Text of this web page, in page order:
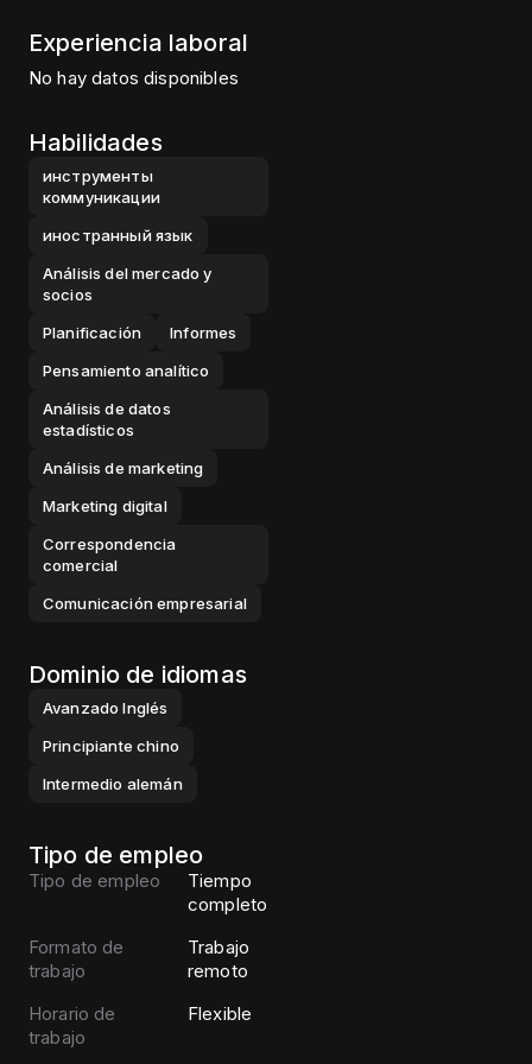
Experiencia laboral
No hay datos disponibles
Habilidades
инструменты
коммуникации
иностранный язык
Análisis del mercado y
socios
Planificación
Informes
Pensamiento analítico
Análisis de datos
estadísticos
Análisis de marketing
Marketing digital
Correspondencia
comercial
Comunicación empresarial
Dominio de idiomas
Avanzado Inglés
Principiante chino
Intermedio alemán
Tipo de empleo
Tipo de empleo
Tiempo
completo
Formato de
trabajo
Trabajo
remoto
Horario de
trabajo
Flexible